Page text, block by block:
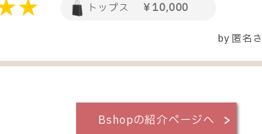
トップス ￥10,000
by 匿名
Bshopの紹介ページへ